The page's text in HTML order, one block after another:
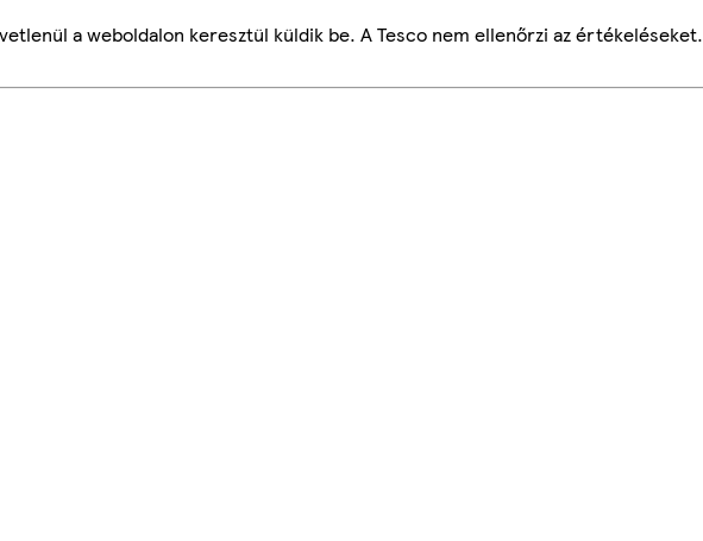
a weboldalon keresztül küldik be. A Tesco nem ellenőrzi az értékeléseket.